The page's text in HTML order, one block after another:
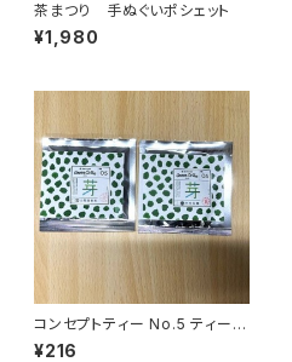
茶まつり 手ぬぐいポシェット
¥1,980
コンセプトティー No.5 ティーバ
ッグ 芽茶
¥216